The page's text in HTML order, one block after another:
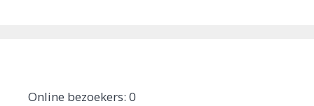
Online bezoekers: 0